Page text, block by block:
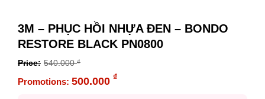
3M – PHỤC HỒI NHỰA ĐEN – BONDO
RESTORE BLACK PN0800
540.000₫
Original 500.000 ₫